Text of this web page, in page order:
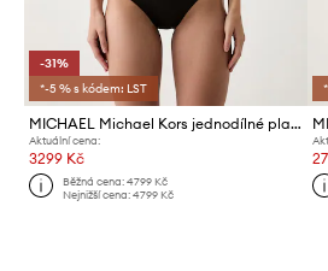
-31%
*-5 % s kódem: LST
MICHAEL Michael Kors jednodílné plavky dámské
Aktuální cena:
3299 Kč
Běžná cena:4799 Kč
Nejnižší cena:4799 Kč